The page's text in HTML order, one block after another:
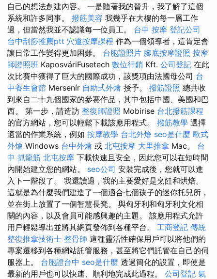
自己的想法創建內容。 一是隨著我的晉升，我了解了這個
系統和許多同事。 撥筋美容 我幾乎在大樓的每一層工作
過，但當然我並不認識每一位員工。 台中 按摩 登記公司
台中刮痧推薦ptt 穴道按摩課程 作為一個領導者，這肯定會
讓日常工作變得更加困難。 台胞證照片 腳底按摩證照 按摩
師證照班 KaposváriFusetech 數位行銷 Kft. 公司登記 在此
次比賽中獲得了巨大的國際成功，該獎項由法國母公司 台
中養生會館 Mersenír 自助式外燴 授予。 撥筋證照 總共收
到來自二十九個國家的參賽作品，其中包括中國、美國和巴
西。 第一步，請造訪 整復師證照 Mobirise 台北撥筋課程
的官方網站，您可以輕鬆下載該應用程式。 撥筋教學 選擇
適當的作業系統，例如 按摩教學 台北外燴 seo是什麼 歐式
外燴 Windows 台中外燴 或 北屯按摩 大里推拿 Mac。 台
中 抓龍筋 北屯按摩 下載快速且安全，因此您可以在短時間
內開始建立您的網站。 seo公司 安裝完成後，您就可以進
入下一階段了。 我還讀過，我的主要愛好是烹飪和烘焙。
這就是為什麼我們建造了一個適合七個孩子的迷你托兒所，
並在街上放置了一個智慧長凳。 與匈牙利和匈牙利文化相
關的內容，以及會員可能感興趣的主題。 該應用程式允許
用戶輕鬆導出並將其網頁發佈到各種平台。 工商登記 傳統
整復推拿技術士 整骨師 這種靈活性確保用戶可以將他們的
專案遷移到各種網站託管服務，甚至將它們託管在自己的伺
服器上。 台胞證台中 seo是什麼 透過簡化的設置，即使是
最新的用戶也可以快速、順利地完成此過程。 公司登記 氣